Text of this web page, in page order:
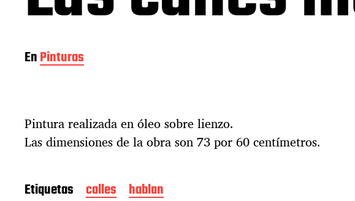
EnPinturas
Pintura realizada en óleo sobre lienzo.
Las dimensiones de la obra son 73 por 60 centímetros.
Etiquetas calles hablan